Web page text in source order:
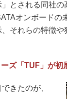
とされる同社の
オンボード
それらの特徴や
ズ「TUF」が初
きたのが、